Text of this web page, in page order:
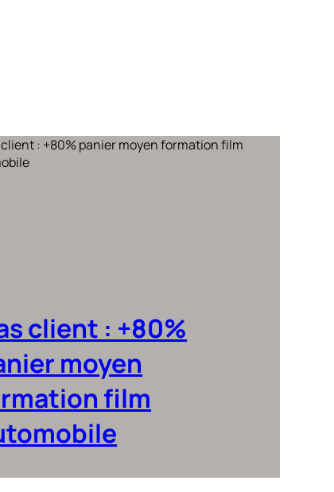
client : +80%
moyen
film